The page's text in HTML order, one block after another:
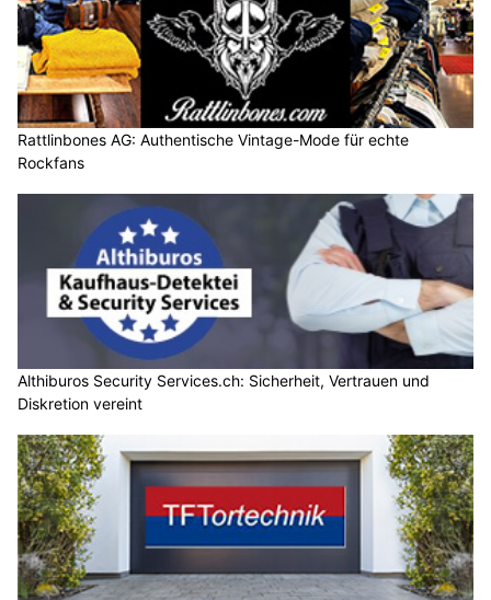
Rattlinbones AG: Authentische Vintage-Mode für echte
Rockfans
Althiburos Security Services.ch: Sicherheit, Vertrauen und
Diskretion vereint